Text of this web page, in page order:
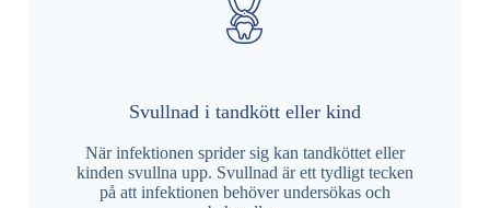
Svullnad i tandkött eller kind
När infektionen sprider sig kan tandköttet eller
kinden svullna upp. Svullnad är ett tydligt tecken
på att infektionen behöver undersökas och